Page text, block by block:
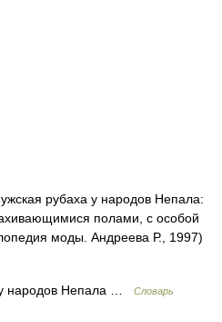
рубаха у народов Непала:
полами, с особой
моды. Андреева Р., 1997)
народов Непала …
Словарь